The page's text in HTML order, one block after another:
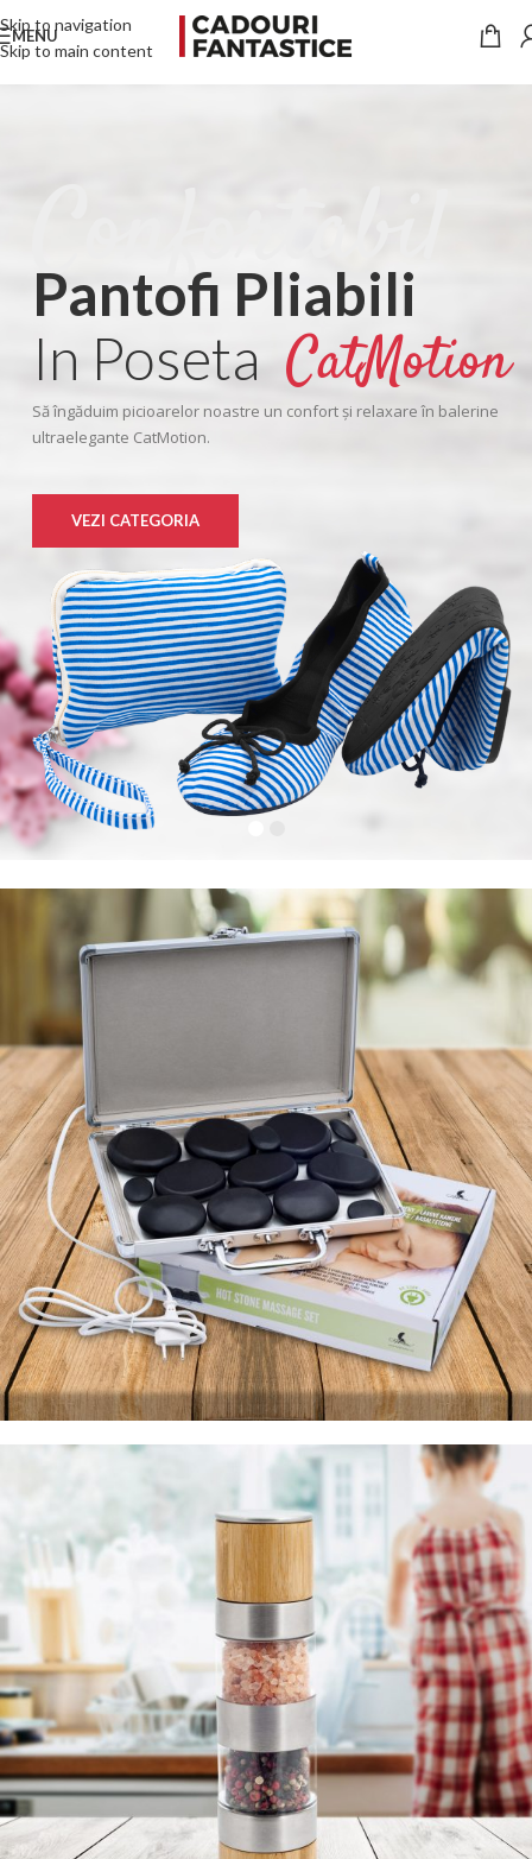
Skip to navigation
Skip to main content
MENU
Pantofi Pliabili
In Poseta
Să îngăduim picioarelor noastre un confort şi relaxare în balerine
ultraelegante CatMotion.
Confortabil
VEZI CATEGORIA
CatMotion
PIETRE VULCANICE pentru
masaje
+ bandage pentru picioare gratuit